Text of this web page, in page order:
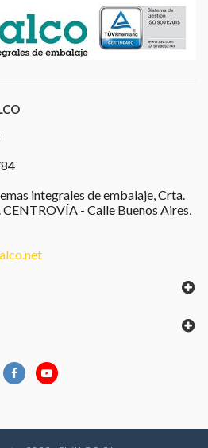
integrales de embalaje, Crta.
- Calle Buenos Aires,